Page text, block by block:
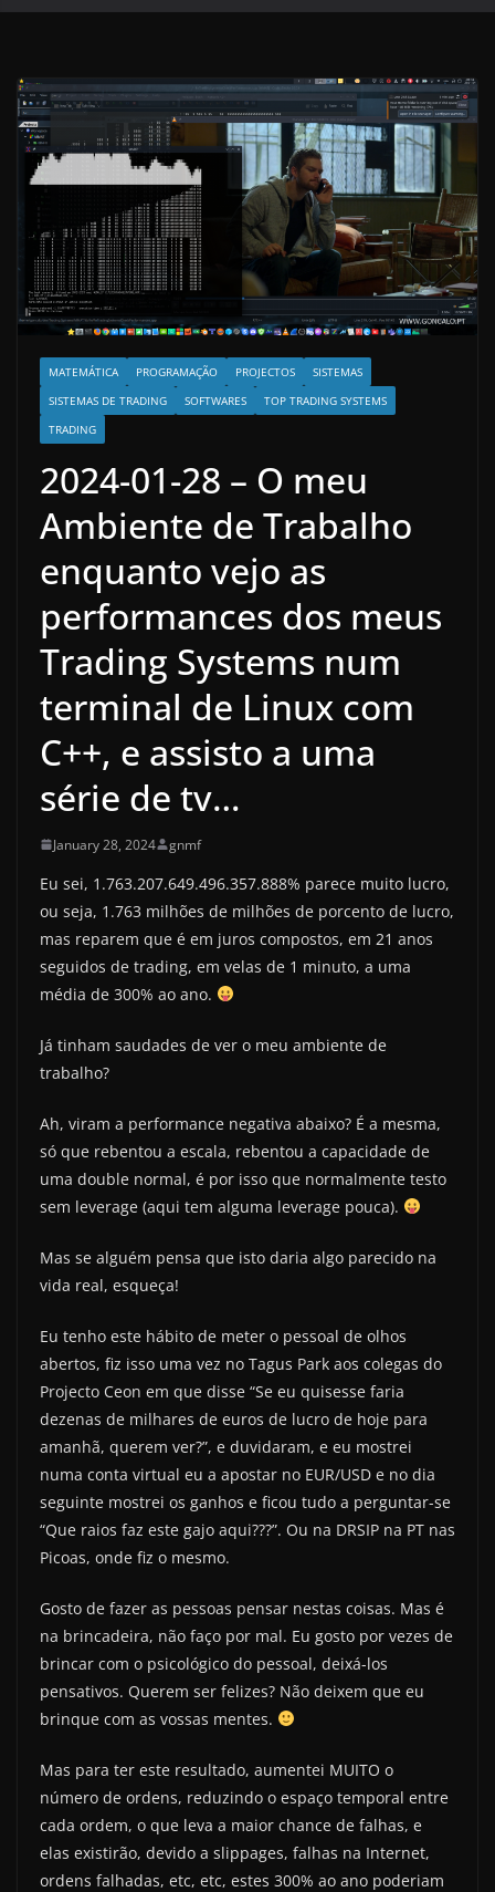
MATEMÁTICA PROGRAMAÇÃO PROJECTOS
SISTEMAS
SISTEMAS DE TRADING
SOFTWARES
TOP TRADING SYSTEMS
TRADING
2024-01-28 – O meu
Ambiente de Trabalho
enquanto vejo as
performances dos meus
Trading Systems num
terminal de Linux com
C++, e assisto a uma
série de tv…
January 28, 2024 gnmf
Eu sei, 1.763.207.649.496.357.888% parece muito lucro,
ou seja, 1.763 milhões de milhões de porcento de lucro,
mas reparem que é em juros compostos, em 21 anos
seguidos de trading, em velas de 1 minuto, a uma
média de 300% ao ano.
Já tinham saudades de ver o meu ambiente de
trabalho?
Ah, viram a performance negativa abaixo? É a mesma,
só que rebentou a escala, rebentou a capacidade de
uma double normal, é por isso que normalmente testo
sem leverage (aqui tem alguma leverage pouca).
Mas se alguém pensa que isto daria algo parecido na
vida real, esqueça!
Eu tenho este hábito de meter o pessoal de olhos
abertos, fiz isso uma vez no Tagus Park aos colegas do
Projecto Ceon em que disse “Se eu quisesse faria
dezenas de milhares de euros de lucro de hoje para
amanhã, querem ver?”, e duvidaram, e eu mostrei
numa conta virtual eu a apostar no EUR/USD e no dia
seguinte mostrei os ganhos e ficou tudo a perguntar-se
“Que raios faz este gajo aqui???”. Ou na DRSIP na PT nas
Picoas, onde fiz o mesmo.
Gosto de fazer as pessoas pensar nestas coisas. Mas é
na brincadeira, não faço por mal. Eu gosto por vezes de
brincar com o psicológico do pessoal, deixá-los
pensativos. Querem ser felizes? Não deixem que eu
brinque com as vossas mentes.
Mas para ter este resultado, aumentei MUITO o
número de ordens, reduzindo o espaço temporal entre
cada ordem, o que leva a maior chance de falhas, e
elas existirão, devido a slippages, falhas na Internet,
ordens falhadas, etc, etc, estes 300% ao ano poderiam